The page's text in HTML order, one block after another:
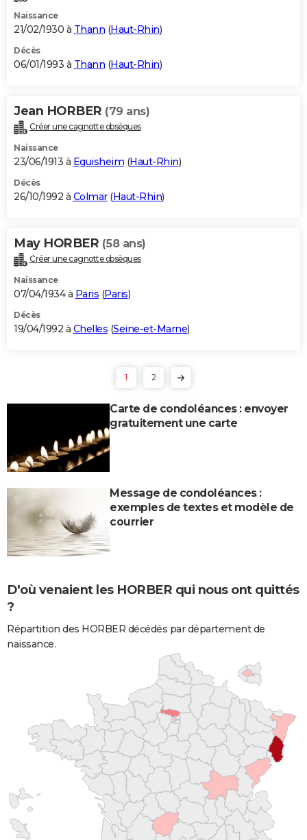
Naissance
21/02/1930 à Thann (Haut-Rhin)
Décès
06/01/1993 à Thann (Haut-Rhin)
Jean HORBER (79 ans)
Créer une cagnotte obsèques
Naissance
23/06/1913 à Eguisheim (Haut-Rhin)
Décès
26/10/1992 à Colmar(Haut-Rhin)
May HORBER (58 ans)
Créer une cagnotte obsèques
Naissance
07/04/1934 à Paris (Paris)
Décès
19/04/1992 à Chelles (Seine-et-Marne)
1 2
Carte de condoléances : envoyer
gratuitement une carte
Message de condoléances :
exemples de textes et modèle de
courrier
D'où venaient les HORBER qui nous ont quittés
?
Répartition des HORBER décédés par département de
naissance.